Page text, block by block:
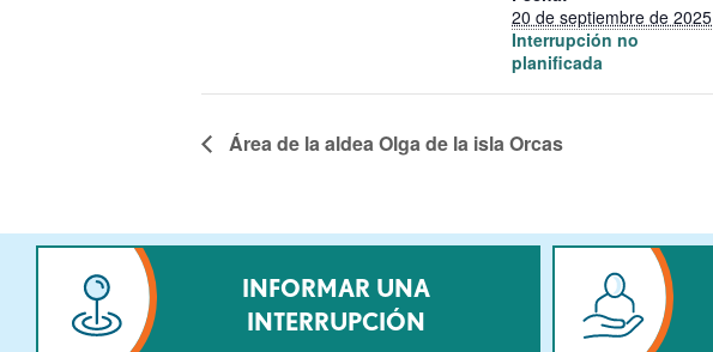
20 de septiembre de 2025
Interrupción no
planificada
Área de la aldea Olga de la isla Orcas
INFORMAR UNA
INTERRUPCIÓN